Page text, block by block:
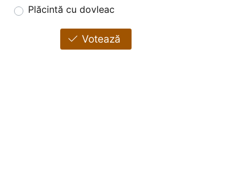
Plăcintă cu dovleac
Votează